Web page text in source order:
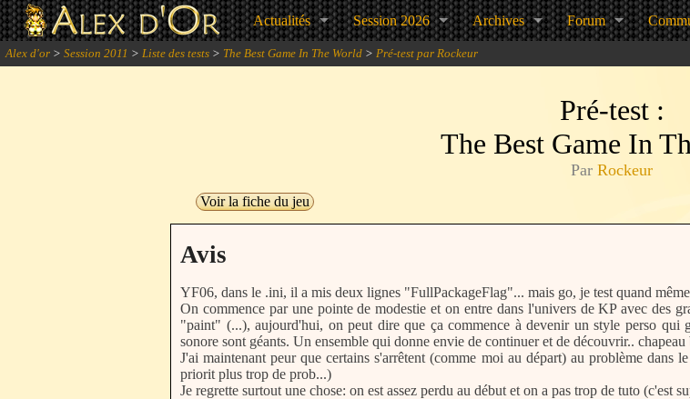
Actualités Session 2026 Archives Forum
Alex d'or > Session 2011 > Liste des tests > The Best Game In The World > Pré-test par Rockeur
Pré-test :
The Best Game In
Par Rockeur
Voir la fiche du jeu
Avis
YF06, dans le .ini, il a mis deux lignes "FullPackageFlag"... mais go, je test quand
On commence par une pointe de modestie et on entre dans l'univers de KP avec des
"paint" (...), aujourd'hui, on peut dire que ça commence à devenir un style perso qui
sonore sont géants. Un ensemble qui donne envie de continuer et de découvrir.. chapeau
J'ai maintenant peur que certains s'arrêtent (comme moi au départ) au problème
priorit plus trop de prob...)
Je regrette surtout une chose: on est assez perdu au début et on a pas trop de tuto (c'est